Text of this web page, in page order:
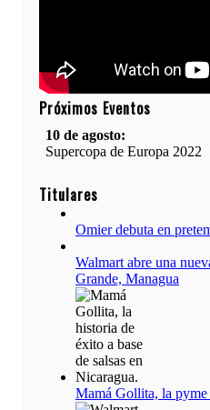
Próximos Eventos
10 de agosto:
Supercopa de Europa 2022
11 al 21 de agosto:
Campeonato Europeo de
12 de agosto:
Empieza La Liga 2022-2023
Titulares
Omier debuta en
Walmart abre una
Grande, Managua
Mamá Gollita, la